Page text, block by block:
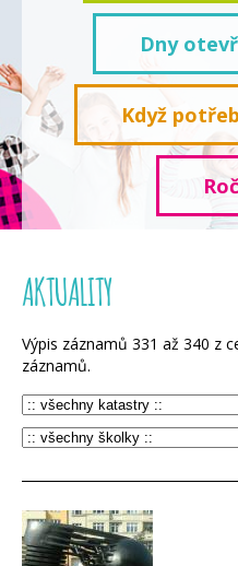
Dny
Když
AKTUALITY
Výpis záznamů 331 až 340 z
záznamů.